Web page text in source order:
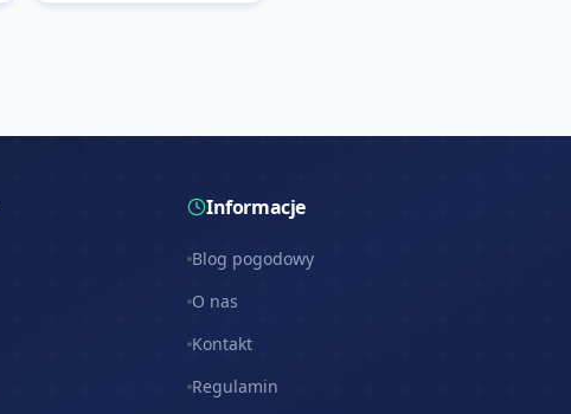
Informacje
Blog pogodowy
O nas
Kontakt
Regulamin